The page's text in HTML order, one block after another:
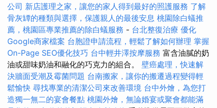
公司 新店護理之家，讓您的家人得到最好的照護服務 了解
骨灰罈的種類與選擇，保護親人的最後安息 桃園除白蟻推
薦，桃園區專業推薦的除白蟻服務 - 台北整復治療 優化
Google商家檔案 台胞證申請流程，輕鬆了解如何辦理 掌握
On-Page SEO優化技巧 台中輕井澤按摩服務 富含油膩的奶
油或甜味奶油和融化的巧克力的組合。 壁癌處理，快速解
決牆面受潮及霉菌問題 台南搬家，讓你的搬遷過程變得輕
鬆愉快 尋找專業的清潔公司來改善環境 台中外燴，為您打
造獨一無二的宴會餐點 桃園外燴，無論婚宴或聚會都能滿